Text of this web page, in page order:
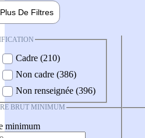
Plus De Filtres
Cadre (210)
Non cadre (386)
Non renseignée (396)
BRUT MINIMUM
minimum